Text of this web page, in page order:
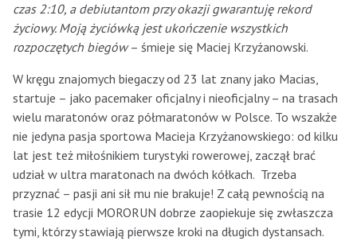
czas 2:10, a debiutantom przy okazji gwarantuję rekord
życiowy. Moją życiówką jest ukończenie wszystkich
rozpoczętych biegów– śmieje się Maciej Krzyżanowski.
W kręgu znajomych biegaczy od 23 lat znany jako Macias,
startuje – jako pacemaker oficjalny i nieoficjalny – na trasach
wielu maratonów oraz półmaratonów w Polsce. To wszakże
nie jedyna pasja sportowa Macieja Krzyżanowskiego: od kilku
lat jest też miłośnikiem turystyki rowerowej, zaczął brać
udział w ultra maratonach na dwóch kółkach. Trzeba
przyznać – pasji ani sił mu nie brakuje! Z całą pewnością na
trasie 12 edycji MORORUN dobrze zaopiekuje się zwłaszcza
tymi, którzy stawiają pierwsze kroki na długich dystansach.